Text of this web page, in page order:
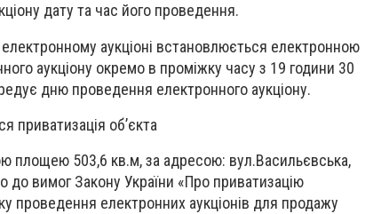
дату та час його проведення.
аукціоні встановлюється електронною
аукціону окремо в проміжку часу з 19 години 30
дню проведення електронного аукціону.
приватизація об’єкта
площею 503,6 кв.м, за адресою: вул.Васильєвська,
до вимог Закону України «Про приватизацію
проведення електронних аукціонів для продажу